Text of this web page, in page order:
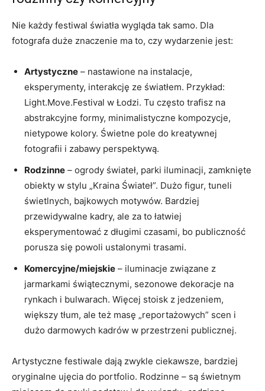
Nie każdy festiwal światła wygląda tak samo. Dla
fotografa duże znaczenie ma to, czy wydarzenie jest:
Artystyczne – nastawione na instalacje,
eksperymenty, interakcję ze światłem. Przykład:
Light.Move.Festival w Łodzi. Tu często trafisz na
abstrakcyjne formy, minimalistyczne kompozycje,
nietypowe kolory. Świetne pole do kreatywnej
fotografii i zabawy perspektywą.
Rodzinne – ogrody świateł, parki iluminacji, zamknięte
obiekty w stylu „Kraina Świateł”. Dużo figur, tuneli
świetlnych, bajkowych motywów. Bardziej
przewidywalne kadry, ale za to łatwiej
eksperymentować z długimi czasami, bo publiczność
porusza się powoli ustalonymi trasami.
Komercyjne/miejskie – iluminacje związane z
jarmarkami świątecznymi, sezonowe dekoracje na
rynkach i bulwarach. Więcej stoisk z jedzeniem,
większy tłum, ale też masę „reportażowych” scen i
dużo darmowych kadrów w przestrzeni publicznej.
Artystyczne festiwale dają zwykle ciekawsze, bardziej
oryginalne ujęcia do portfolio. Rodzinne – są świetnym